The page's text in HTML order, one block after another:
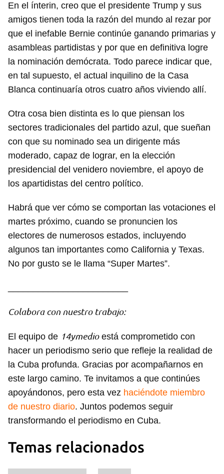
En el ínterin, creo que el presidente Trump y sus
amigos tienen toda la razón del mundo al rezar por
que el inefable Bernie continúe ganando primarias y
asambleas partidistas y por que en definitiva logre
la nominación demócrata. Todo parece indicar que,
en tal supuesto, el actual inquilino de la Casa
Blanca continuaría otros cuatro años viviendo allí.
Otra cosa bien distinta es lo que piensan los
sectores tradicionales del partido azul, que sueñan
con que su nominado sea un dirigente más
moderado, capaz de lograr, en la elección
presidencial del venidero noviembre, el apoyo de
los apartidistas del centro político.
Habrá que ver cómo se comportan las votaciones el
martes próximo, cuando se pronuncien los
electores de numerosos estados, incluyendo
algunos tan importantes como California y Texas.
No por gusto se le llama “Super Martes”.
Colabora con nuestro trabajo:
El equipo de 14ymedioestá comprometido con
hacer un periodismo serio que refleje la realidad de
la Cuba profunda. Gracias por acompañarnos en
este largo camino. Te invitamos a que continúes
apoyándonos, pero esta vez haciéndote miembro
de nuestro diario. Juntos podemos seguir
transformando el periodismo en Cuba.
Temas relacionados